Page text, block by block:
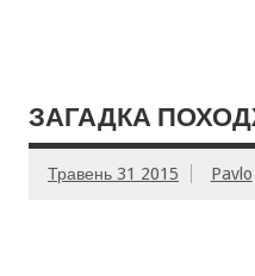
ЗАГАДКА
Травень 31 2015 Pavlo